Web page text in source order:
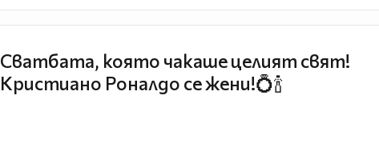
Сватбата, която чакаше целият свят!
Кристиано Роналдо се жени!💍🍾